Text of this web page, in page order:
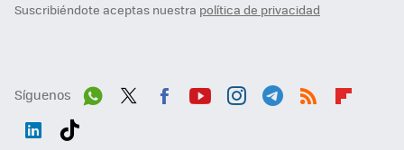
Suscribiéndote aceptas nuestra política de privacidad
Síguenos